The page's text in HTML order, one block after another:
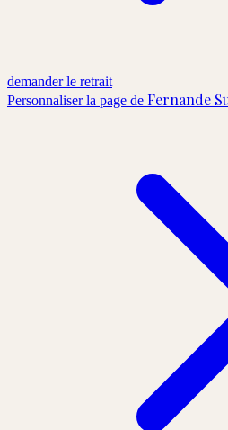
demander le retrait
Personnaliser la page de Fernande